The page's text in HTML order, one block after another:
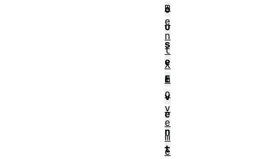
o
u
s
e
E
v
e
n
t
m
e
n
t
X
m
o
v
e
m
e